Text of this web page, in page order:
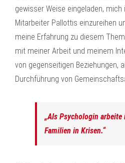
gewisser Weise eingeladen, mich
Mitarbeiter Pallottis einzureihen
meine Erfahrung zu diesem
mit meiner Arbeit und meinem
von gegenseitigen Beziehungen,
Durchführung von
„Als Psychologin
Familien in Krisen.“